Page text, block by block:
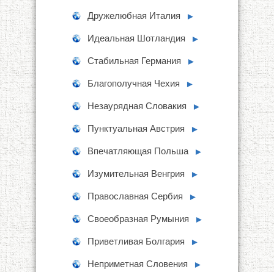
Дружелюбная Италия ►
Идеальная Шотландия ►
Стабильная Германия ►
Благополучная Чехия ►
Незаурядная Словакия ►
Пунктуальная Австрия ►
Впечатляющая Польша ►
Изумительная Венгрия ►
Православная Сербия ►
Своеобразная Румыния ►
Приветливая Болгария ►
Неприметная Словения ►